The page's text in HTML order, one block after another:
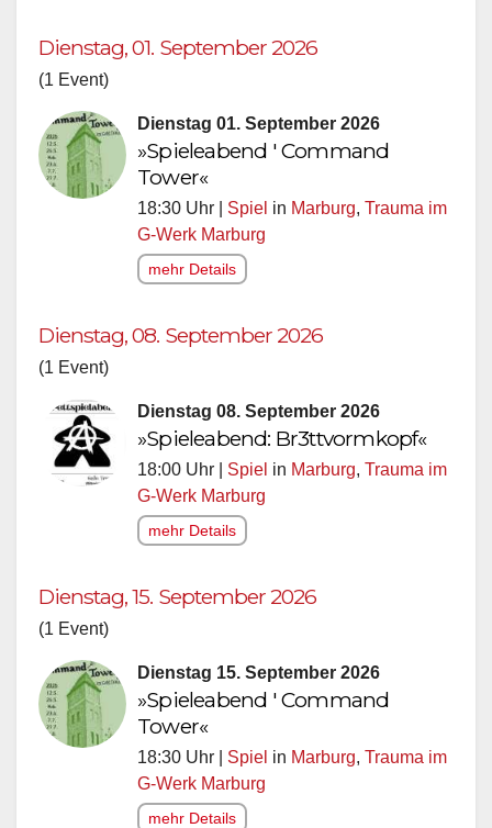
Dienstag, 01. September 2026
(1 Event)
Dienstag 01. September 2026
»Spieleabend ' Command
Tower«
18:30 Uhr | Spiel in Marburg, Trauma im
G-Werk Marburg
mehr Details
Dienstag, 08. September 2026
(1 Event)
Dienstag 08. September 2026
»Spieleabend: Br3ttvormkopf«
18:00 Uhr | Spiel in Marburg, Trauma im
G-Werk Marburg
mehr Details
Dienstag, 15. September 2026
(1 Event)
Dienstag 15. September 2026
»Spieleabend ' Command
Tower«
18:30 Uhr | Spiel in Marburg, Trauma im
G-Werk Marburg
mehr Details